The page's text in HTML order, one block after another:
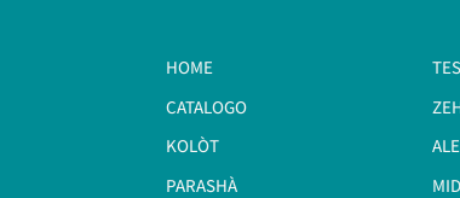
HOME
CATALOGO
KOLÒT
PARASHÀ